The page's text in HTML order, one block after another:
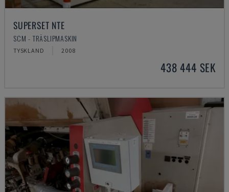
SUPERSET NTE
SCM - TRÄSLIPMASKIN
TYSKLAND 2008
438 444 SEK